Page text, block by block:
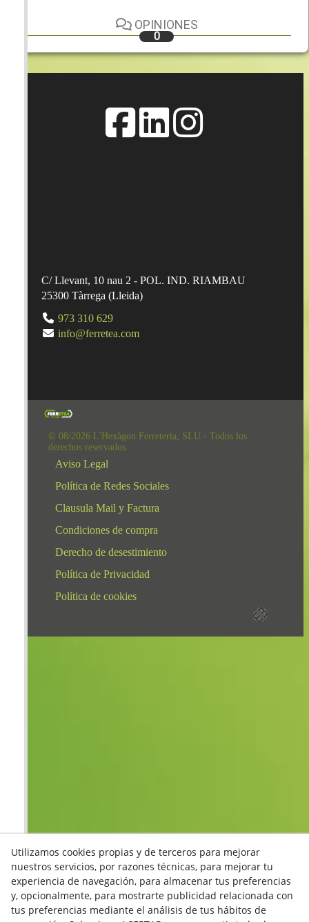
OPINIONES
0
C/ Llevant, 10 nau 2 - POL. IND. RIAMBAU
25300 Tàrrega (Lleida)
973 310 629
info@ferretea.com
© 08/2026 L'Hexàgon Ferreteria, SLU - Todos los
derechos reservados.
Aviso Legal
Política de Redes Sociales
Clausula Mail y Factura
Condiciones de compra
Derecho de desestimiento
Política de Privacidad
Política de cookies
Utilizamos cookies propias y de terceros para mejorar
nuestros servicios, por razones técnicas, para mejorar tu
experiencia de navegación, para almacenar tus preferencias
y, opcionalmente, para mostrarte publicidad relacionada con
tus preferencias mediante el análisis de tus hábitos de